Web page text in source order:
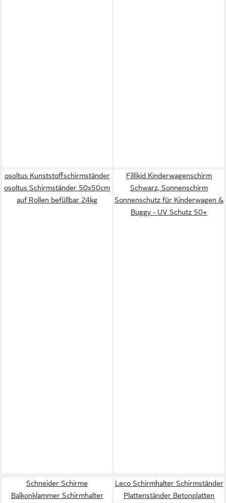
osoltus Kunststoffschirmständer
osoltus Schirmständer 50x50cm
auf Rollen befüllbar 24kg
Fillikid Kinderwagenschirm
Schwarz, Sonnenschirm
Sonnenschutz für Kinderwagen &
Buggy - UV Schutz 50+
Schneider Schirme
Balkonklammer Schirmhalter
Leco Schirmhalter Schirmständer
Plattenständer Betonplatten